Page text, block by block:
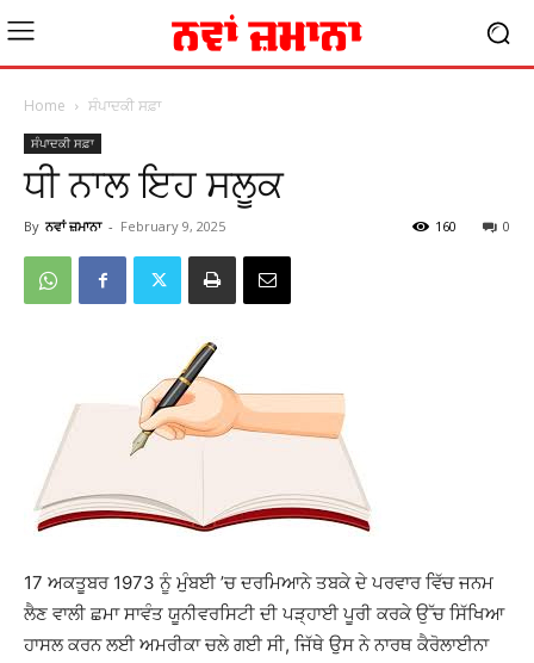
Home ਸੰਪਾਦਕੀ ਸਫ਼ਾ
ਸੰਪਾਦਕੀ ਸਫ਼ਾ
ਧੀ ਨਾਲ ਇਹ ਸਲੂਕ
By ਨਵਾਂ ਜ਼ਮਾਨਾ - February 9, 2025 0
160
17 ਅਕਤੂਬਰ 1973 ਨੂੰ ਮੁੰਬਈ ’ਚ ਦਰਮਿਆਨੇ ਤਬਕੇ ਦੇ ਪਰਵਾਰ ਵਿੱਚ ਜਨਮ
ਲੈਣ ਵਾਲੀ ਛਮਾ ਸਾਵੰਤ ਯੂਨੀਵਰਸਿਟੀ ਦੀ ਪੜ੍ਹਾਈ ਪੂਰੀ ਕਰਕੇ ਉੱਚ ਸਿੱਖਿਆ
ਹਾਸਲ ਕਰਨ ਲਈ ਅਮਰੀਕਾ ਚਲੇ ਗਈ ਸੀ, ਜਿੱਥੇ ਉਸ ਨੇ ਨਾਰਥ ਕੈਰੋਲਾਈਨਾ